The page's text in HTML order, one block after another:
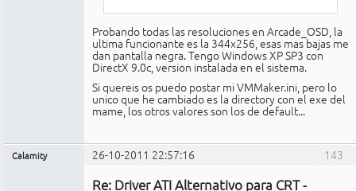
Probando todas las resoluciones en Arcade_OSD, la
ultima funcionante es la 344x256, esas mas bajas me
dan pantalla negra. Tengo Windows XP SP3 con
DirectX 9.0c, version instalada en el sistema.
Si quereis os puedo postar mi VMMaker.ini, pero lo
unico que he cambiado es la directory con el exe del
mame, los otros valores son los de default...
143
Calamity 26-10-2011 22:57:16
Re: Driver ATI Alternativo para CRT -